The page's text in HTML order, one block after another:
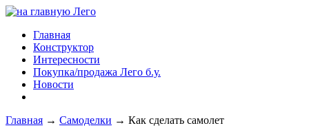
Главная
Конструктор
Интересности
Покупка/продажа Лего б.у.
Новости
Главная → Самоделки → Как сделать самолет